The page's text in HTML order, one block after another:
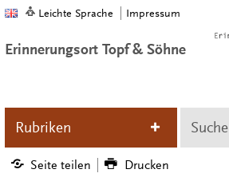
Leichte Sprache Impressum
Erinnerungsort Topf & Söhne
Rubriken Suche
Seite teilen Drucken